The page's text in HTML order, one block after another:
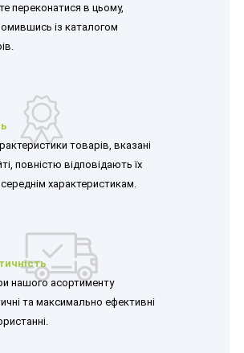
переконатися в цьому,
із каталогом
товарів, вказані
повністю відповідають їх
характеристикам.
нашого асортименту
та максимально ефективні